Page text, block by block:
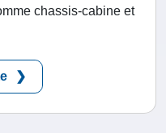
chassis-cabine et